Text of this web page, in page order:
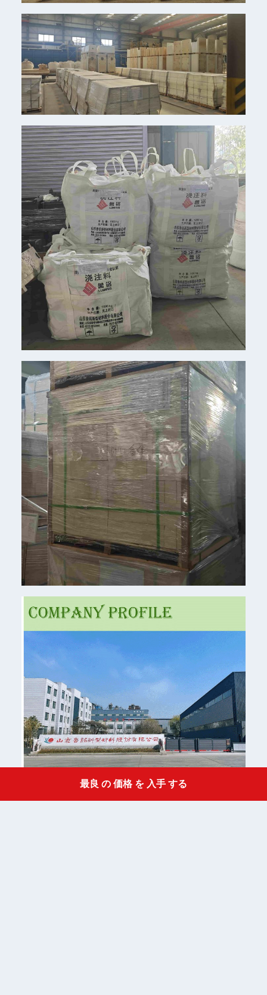
最良 の 価格 を 入手 する
Get a Quote